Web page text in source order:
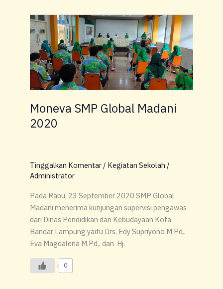
Moneva SMP Global Madani
2020
Tinggalkan Komentar / Kegiatan Sekolah /
Administrator
Pada Rabu, 23 September 2020 SMP Global
Madani menerima kunjungan supervisi pengawas
dari Dinas Pendidikan dan Kebudayaan Kota
Bandar Lampung yaitu Drs. Edy Supriyono M.Pd.,
Eva Magdalena M.Pd., dan Hj.
0
Moneva
SMP
Global
Madani
2020